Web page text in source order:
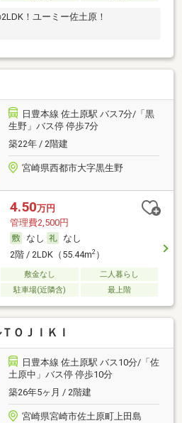
！ユーミー佐土原！
日豊本線 佐土原駅 バス7分/「黒
生野」バス停 停歩7分
築22年 / 2階建
宮崎県西都市大字黒生野
4.50万円
管理費2,500円
なし
なし
2階 / 2LDK（55.44m2）
敷金なし
二人暮らし
駐車場(近隣含) 最上階
ＯＪＩＫＩ
日豊本線 佐土原駅 バス10分/「佐
土原中」バス停 停歩10分
築26年5ヶ月 / 2階建
宮崎県宮崎市佐土原町上田島